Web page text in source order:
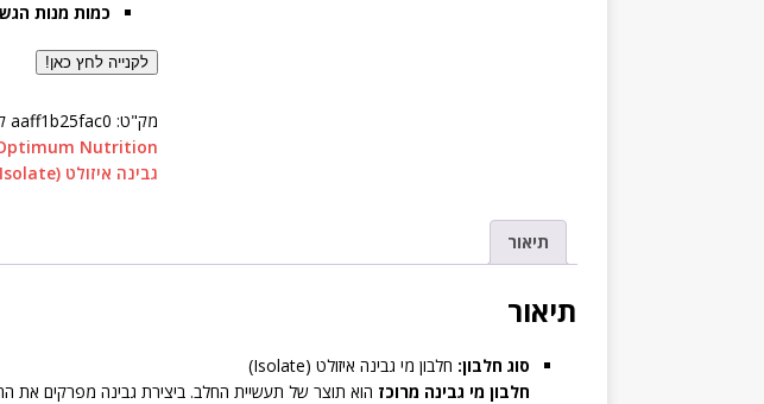
כמות מנות
לקנייה לחץ כאן!
מק"ט: aaff1b25fac0
Nutrition
גבינה איזולט (Isolate)
תיאור
תיאור
סוג חלבון: חלבון מי גבינה איזולט (Isolate)
חלבון מי גבינה מרוכז הוא תוצר של תעשיית החלב. ביצירת גבינה מפרקים את